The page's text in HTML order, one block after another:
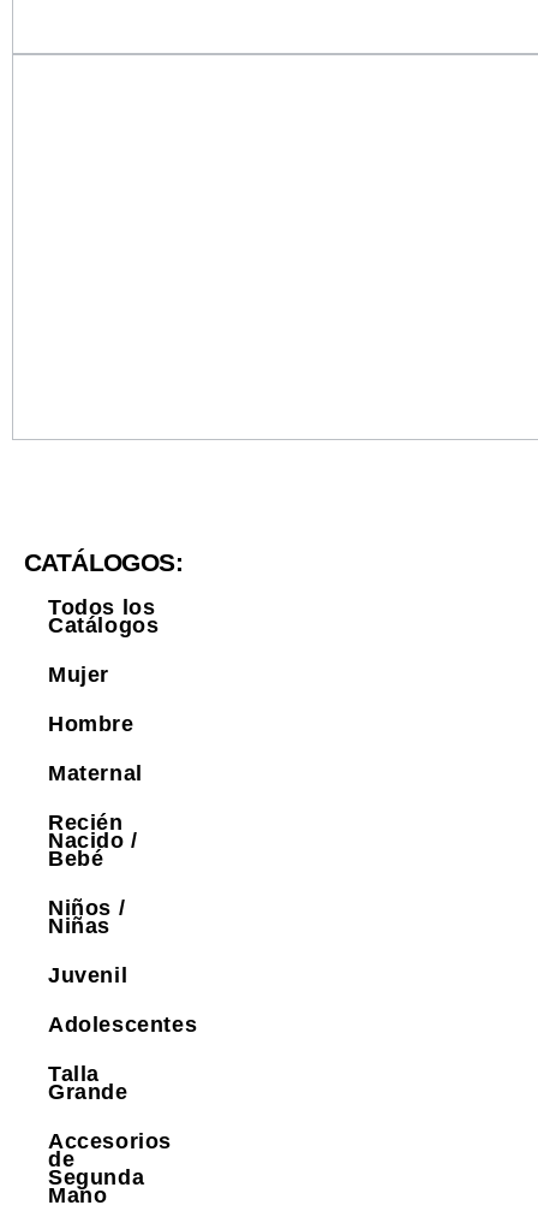
CATÁLOGOS:
Todos los
Catálogos
Mujer
Hombre
Maternal
Recién
Nacido /
Bebé
Niños /
Niñas
Juvenil
Adolescentes
Talla
Grande
Accesorios
de
Segunda
Mano